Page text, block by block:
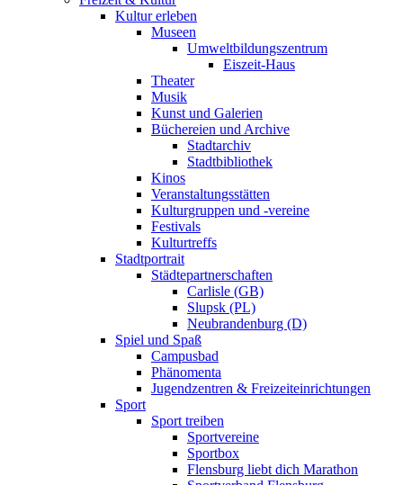
Kultur erleben
Museen
Umweltbildungszentrum
Eiszeit-Haus
Theater
Musik
Kunst und Galerien
Büchereien und Archive
Stadtarchiv
Stadtbibliothek
Kinos
Veranstaltungsstätten
Kulturgruppen und -vereine
Festivals
Kulturtreffs
Stadtportrait
Städtepartnerschaften
Carlisle (GB)
Slupsk (PL)
Neubrandenburg (D)
Spiel und Spaß
Campusbad
Phänomenta
Jugendzentren & Freizeiteinrichtungen
Sport
Sport treiben
Sportvereine
Sportbox
Flensburg liebt dich Marathon